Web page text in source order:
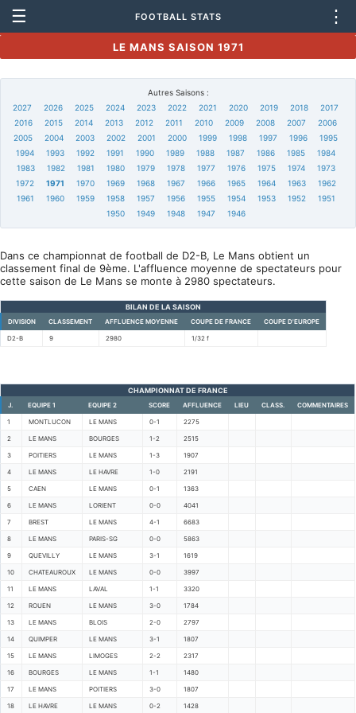
☰ FOOTBALL STATS ⋮
LE MANS SAISON 1971
Autres Saisons :
2027
2026 2025 2024 2023 2022 2021 2020 2019 2018
2017
2016
2015 2014 2013 2012 2011 2010 2009 2008 2007
2006
2005
2004 2003 2002 2001 2000 1999 1998 1997 1996
1995
1994
1993 1992 1991 1990 1989 1988 1987 1986 1985
1984
1983
1982 1981 1980 1979 1978 1977 1976 1975 1974
1973
1972
1971 1970 1969 1968 1967 1966 1965 1964 1963
1962
1961
1960 1959 1958 1957 1956 1955 1954 1953 1952
1951
1950
1949 1948 1947 1946
Dans ce championnat de football de D2-B, Le Mans obtient un
classement final de 9ème. L'affluence moyenne de spectateurs pour
cette saison de Le Mans se monte à 2980 spectateurs.
BILAN DE LA SAISON
DIVISION CLASSEMENT AFFLUENCE MOYENNE COUPE DE FRANCE COUPE D'EUROPE
D2-B 9 2980 1/32 f
CHAMPIONNAT DE FRANCE
J. EQUIPE 1 EQUIPE 2 SCORE AFFLUENCE LIEU CLASS. COMMENTAIRES
1 MONTLUCON LE MANS 0-1 2275
2 LE MANS BOURGES 1-2 2515
3 POITIERS LE MANS 1-3 1907
4 LE MANS LE HAVRE 1-0 2191
5 CAEN LE MANS 0-1 1363
6 LE MANS LORIENT 0-0 4041
7 BREST LE MANS 4-1 6683
8 LE MANS PARIS-SG 0-0 5863
9 QUEVILLY LE MANS 3-1 1619
10 CHATEAUROUX LE MANS 0-0 3997
11 LE MANS LAVAL 1-1 3320
12 ROUEN LE MANS 3-0 1784
13 LE MANS BLOIS 2-0 2797
14 QUIMPER LE MANS 3-1 1807
15 LE MANS LIMOGES 2-2 2317
16 BOURGES LE MANS 1-1 1480
17 LE MANS POITIERS 3-0 1807
18 LE HAVRE LE MANS 0-2 1428